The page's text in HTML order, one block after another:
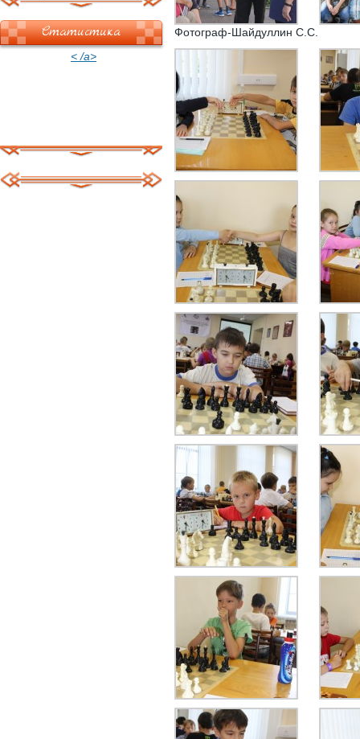
Статистика
< /a>
Фотограф-Шайдуллин С.С.